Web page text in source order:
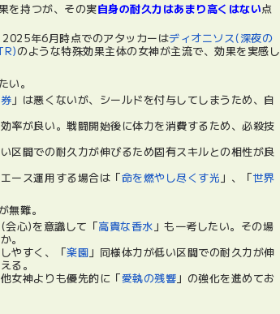
を持つが、その実自身の耐久力はあまり高くはない点
年6月時点でのアタッカーはディオニソス(深夜の
のような特殊効果主体の女神が主流で、効果を実感し
い。
」は悪くないが、シールドを付与してしまうため、自
効率が良い。戦闘開始後に体力を消費するため、必殺技
区間での耐久力が伸びるため固有スキルとの相性が良
ース運用する場合は「命を燃やし尽くす光 」、「世界
無難。
会心)を意識して「高貴な香水 」も一考したい。その場
。
やすく、「楽園 」同様体力が低い区間での耐久力が伸
る。
女神よりも優先的に「愛執の残響 」の強化を進めてお